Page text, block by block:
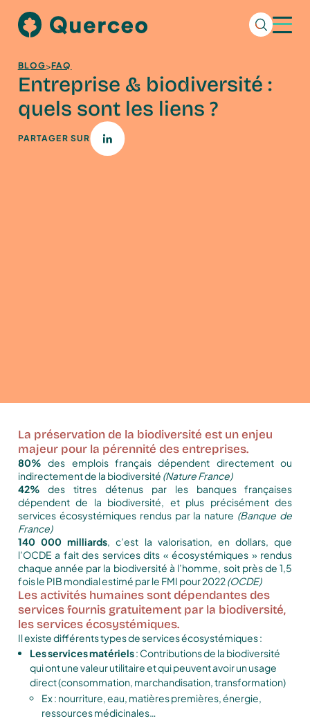
BLOG>FAQ
Entreprise & biodiversité :
quels sont les liens ?
PARTAGER SUR
La préservation de la biodiversité est un enjeu
majeur pour la pérennité des entreprises.
80% des emplois français dépendent directement ou
indirectement de la biodiversité (Nature France)
42% des titres détenus par les banques françaises
dépendent de la biodiversité, et plus précisément des
services écosystémiques rendus par la nature (Banque de
France)
140 000 milliards , c’est la valorisation, en dollars, que
l’OCDE a fait des services dits « écosystémiques » rendus
chaque année par la biodiversité à l’homme, soit près de 1,5
fois le PIB mondial estimé par le FMI pour 2022(OCDE)
Les activités humaines sont dépendantes des
services fournis gratuitement par la biodiversité,
les services écosystémiques.
Il existe différents types de services écosystémiques :
Les services matériels: Contributions de la biodiversité
qui ont une valeur utilitaire et qui peuvent avoir un usage
direct (consommation, marchandisation, transformation)
Ex : nourriture, eau, matières premières, énergie,
ressources médicinales…